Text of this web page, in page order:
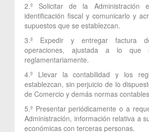
2.º Solicitar de la Administración
identificación fiscal y comunicarlo y
supuestos que se establezcan.
3.º Expedir y entregar factura
operaciones, ajustada a lo que
reglamentariamente.
4.º Llevar la contabilidad y los
establezcan, sin perjuicio de lo
de Comercio y demás normas
5.º Presentar periódicamente o a
Administración, información relativa a
económicas con terceras personas.